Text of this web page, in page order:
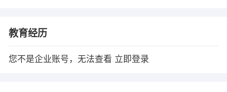
教育经历
您不是企业账号，无法查看 立即登录